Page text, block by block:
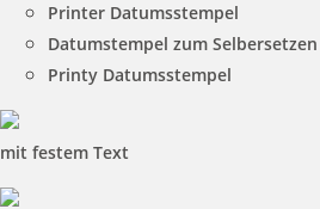
Printer Datumsstempel
Datumstempel zum Selbersetzen
Printy Datumsstempel
mit festem Text